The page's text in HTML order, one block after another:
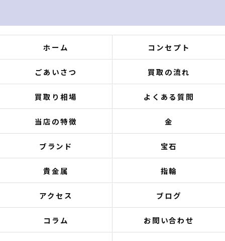
ホーム コンセプト
ごあいさつ 買取の流れ
買取り相場 よくある質問
当店の特徴 金
ブランド 宝石
貴金属 指輪
アクセス ブログ
コラム お問い合わせ